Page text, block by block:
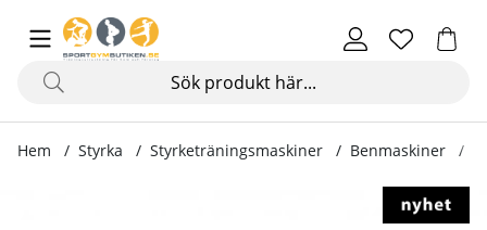
Hem Styrka Styrketräningsmaskiner Benmaskiner